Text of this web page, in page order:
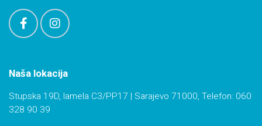
Naša lokacija
Stupska 19D, lamela C3/PP17 | Sarajevo 71000, Telefon: 060
328 90 39